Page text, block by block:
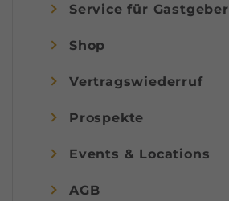
Service für Gastgeber
Shop
Vertragswiederruf
Prospekte
Events & Locations
AGB